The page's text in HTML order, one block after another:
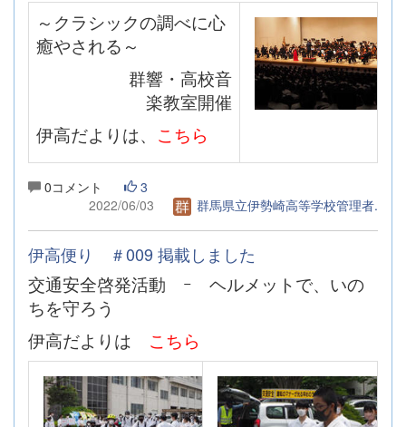
～クラシックの調べに心
癒やされる～
群響・高校音
楽教室開催
伊高だよりは、 こちら
0コメント
3
2022/06/03
群馬県立伊勢崎高等学校管理者.
伊高便り ＃009 掲載しました
交通安全啓発活動 ｰ ヘルメットで、いの
ちを守ろう
伊高だよりは こちら